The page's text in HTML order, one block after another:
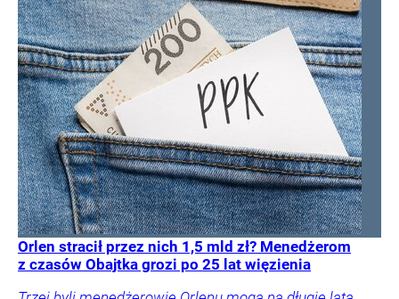
Orlen stracił przez nich 1,5 mld zł? Menedżerom
z czasów Obajtka grozi po 25 lat więzienia